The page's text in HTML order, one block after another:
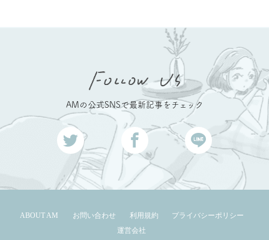
AMの公式SNSで最新記事をチェック
ABOUT AM お問い合わせ 利用規約
プライバシーポリシー
運営会社